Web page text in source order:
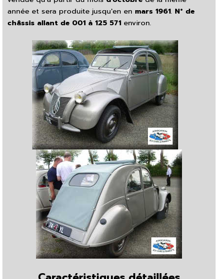
année et sera produite jusqu'en en mars 1961. N° de
châssis allant de 001 à 125 571 environ.